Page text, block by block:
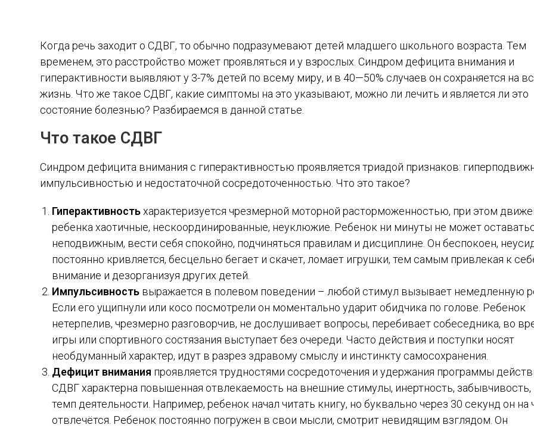
Когда речь заходит о СДВГ, то обычно подразумевают детей младшего школьного возраста. Тем
временем, это расстройство может проявляться и у взрослых. Синдром дефицита внимания и
гиперактивности выявляют у 3-7% детей по всему миру, и в 40—50% случаев он сохраняется на
жизнь. Что же такое СДВГ, какие симптомы на это указывают, можно ли лечить и является ли это
состояние болезнью? Разбираемся в данной статье.
Что такое СДВГ
Синдром дефицита внимания с гиперактивностью проявляется триадой признаков:
импульсивностью и недостаточной сосредоточенностью. Что это такое?
Гиперактивностьхарактеризуется чрезмерной моторной расторможенностью, при этом
ребенка хаотичные, нескоординированные, неуклюжие. Ребенок ни минуты не может
неподвижным, вести себя спокойно, подчиняться правилам и дисциплине. Он беспокоен,
постоянно кривляется, бесцельно бегает и скачет, ломает игрушки, тем самым привлекая к
внимание и дезорганизуя других детей.
Импульсивность выражается в полевом поведении – любой стимул вызывает немедленную
Если его ущипнули или косо посмотрели он моментально ударит обидчика по голове. Ребенок
нетерпелив, чрезмерно разговорчив, не дослушивает вопросы, перебивает собеседника, во
игры или спортивного состязания выступает без очереди. Часто действия и поступки носят
необдуманный характер, идут в разрез здравому смыслу и инстинкту самосохранения.
Дефицит внимания проявляется трудностями сосредоточения и удержания программы
СДВГ характерна повышенная отвлекаемость на внешние стимулы, инертность, забывчивость,
темп деятельности. Например, ребенок начал читать книгу, но буквально через 30 секунд он на
отвлечётся. Ребенок постоянно погружен в свои мысли, смотрит невидящим взглядом. Он